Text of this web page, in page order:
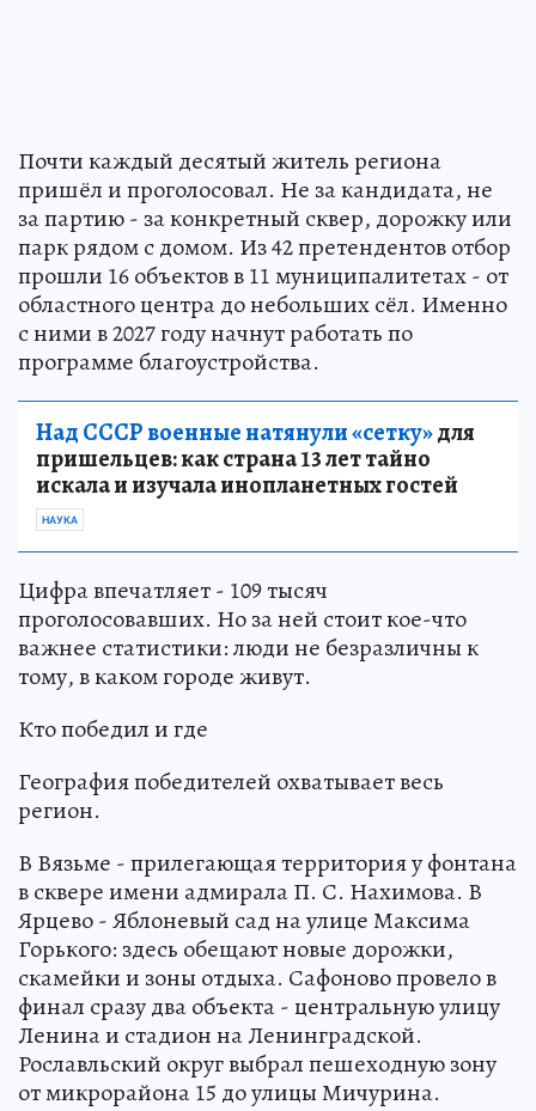
Почти каждый десятый житель региона
пришёл и проголосовал. Не за кандидата, не
за партию - за конкретный сквер, дорожку или
парк рядом с домом. Из 42 претендентов отбор
прошли 16 объектов в 11 муниципалитетах - от
областного центра до небольших сёл. Именно
с ними в 2027 году начнут работать по
программе благоустройства.
Над СССР военные натянули «сетку»для
пришельцев: как страна 13 лет тайно
искала и изучала инопланетных гостей
НАУКА
Цифра впечатляет - 109 тысяч
проголосовавших. Но за ней стоит кое-что
важнее статистики: люди не безразличны к
тому, в каком городе живут.
Кто победил и где
География победителей охватывает весь
регион.
В Вязьме - прилегающая территория у фонтана
в сквере имени адмирала П. С. Нахимова. В
Ярцево - Яблоневый сад на улице Максима
Горького: здесь обещают новые дорожки,
скамейки и зоны отдыха. Сафоново провело в
финал сразу два объекта - центральную улицу
Ленина и стадион на Ленинградской.
Рославльский округ выбрал пешеходную зону
от микрорайона 15 до улицы Мичурина.